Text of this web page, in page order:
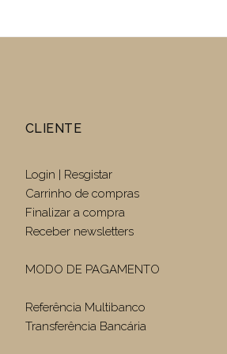
CLIENTE
Login | Resgistar
Carrinho de compras
Finalizar a compra
Receber newsletters
MODO DE PAGAMENTO
Referência Multibanco
Transferência Bancária